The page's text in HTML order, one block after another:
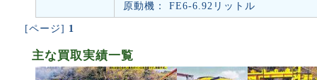
原動機： FE6-6.92リットル
[ページ] 1
主な買取実績一覧